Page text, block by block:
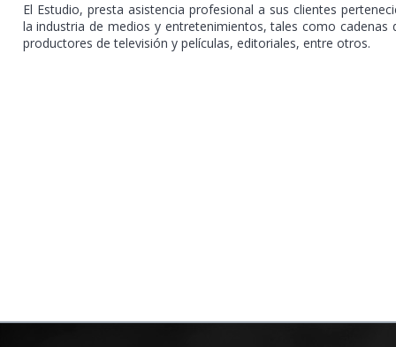
El Estudio, presta asistencia profesional a sus clientes
la industria de medios y entretenimientos, tales como cadenas
productores de televisión y películas, editoriales, entre otros.